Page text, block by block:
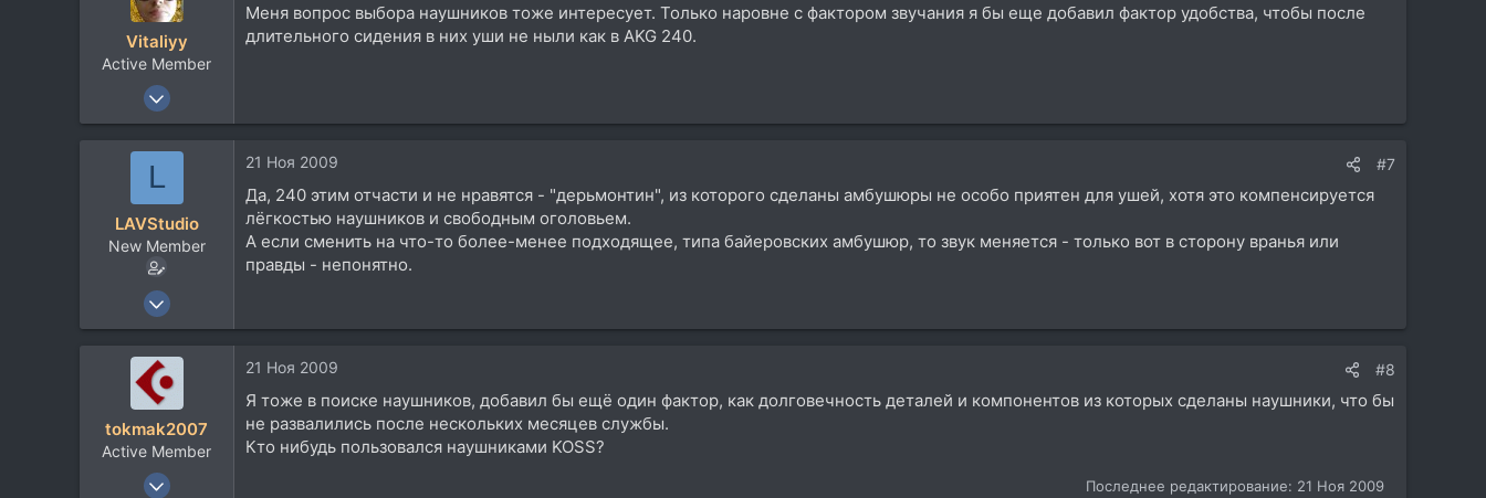
Vitaliyy
Active Member
9 Окт 2009
Меня вопрос выбора наушников тоже интересует. Только наровне с фактором звучания я бы еще добавил фактор удобства, чтобы после
длительного сидения в них уши не ныли как в AKG 240.
L
LAVStudio
New Member
17 Июл 2004
21 Ноя 2009 #7
Да, 240 этим отчасти и не нравятся - "дерьмонтин", из которого сделаны амбушюры не особо приятен для ушей, хотя это компенсируется
лёгкостью наушников и свободным оголовьем.
А если сменить на что-то более-менее подходящее, типа байеровских амбушюр, то звук меняется - только вот в сторону вранья или
правды - непонятно.
tokmak2007
Active Member
6 Апр 2007
21 Ноя 2009 #8
Я тоже в поиске наушников, добавил бы ещё один фактор, как долговечность деталей и компонентов из которых сделаны наушники, что бы
не развалились после нескольких месяцев службы.
Кто нибудь пользовался наушниками KOSS?
Последнее редактирование: 21 Ноя 2009